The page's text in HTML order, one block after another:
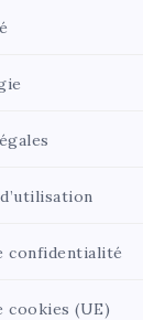
confidentialité
cookies (UE)